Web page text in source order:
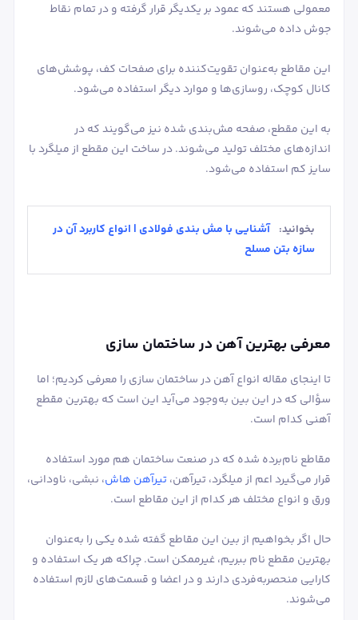
معمولی هستند که عمود بر یکدیگر قرار گرفته و در تمام نقاط
جوش داده می‌شوند.
این مقاطع به‌عنوان تقویت‌کننده برای صفحات کف، پوشش‌های
کانال کوچک، روسازی‌ها و موارد دیگر استفاده می‌شود.
به این مقطع، صفحه مش‌بندی شده نیز می‌گویند که در
اندازه‌های مختلف تولید می‌شوند. در ساخت این مقطع از میلگرد با
سایز کم استفاده می‌شود.
بخوانید:
آشنایی با مش بندی فولادی | انواع کاربرد آن در
سازه بتن مسلح
معرفی بهترین آهن در ساختمان سازی
تا اینجای مقاله انواع آهن در ساختمان سازی را معرفی کردیم؛ اما
سؤالی که در این بین به‌وجود می‌آید این است که بهترین مقطع
آهنی کدام است.
مقاطع نام‌برده شده که در صنعت ساختمان هم مورد استفاده
قرار می‌گیرد اعم از میلگرد، تیرآهن،تیرآهن هاش، نبشی، ناودانی،
ورق و انواع مختلف هر کدام از این مقاطع است.
حال اگر بخواهیم از بین این مقاطع گفته شده یکی را به‌عنوان
بهترین مقطع نام ببریم، غیرممکن است. چراکه هر یک استفاده و
کارایی منحصربه‌فردی دارند و در اعضا و قسمت‌های لازم استفاده
می‌شوند.